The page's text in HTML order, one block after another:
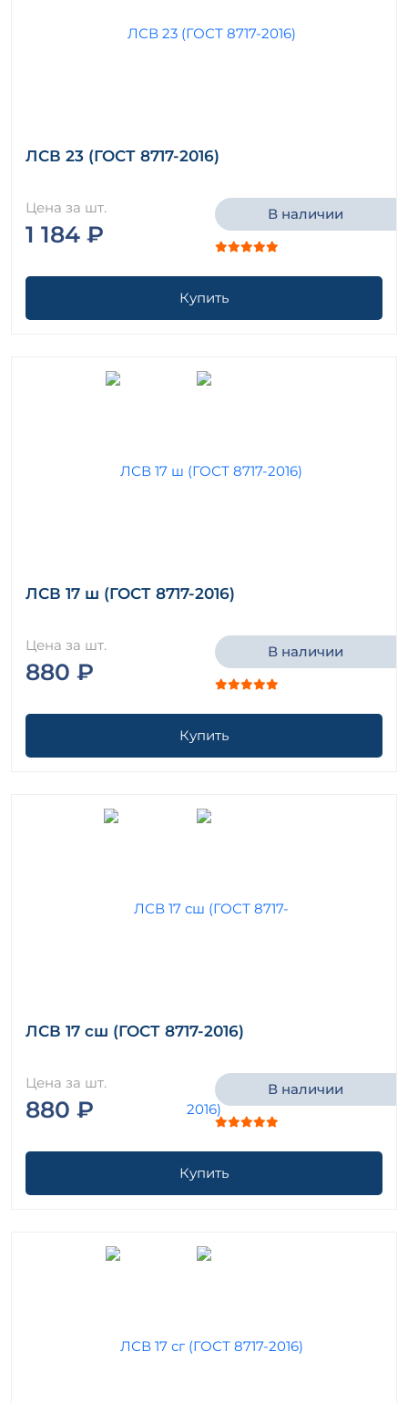
ЛСВ 23 (ГОСТ 8717-2016)
Цена за шт.
1 184 ₽
В наличии
Купить
ЛСВ 17 ш (ГОСТ 8717-2016)
Цена за шт.
880 ₽
В наличии
Купить
ЛСВ 17 сш (ГОСТ 8717-2016)
Цена за шт.
880 ₽
В наличии
Купить